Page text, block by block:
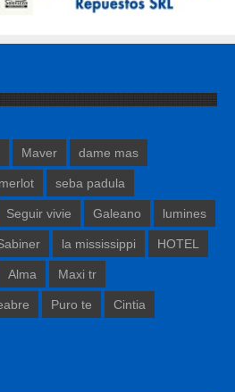
Maver dame mas
merlot seba padula
Seguir vivie Galeano lumines
la mississippi HOTEL
Alma Maxi tr
Puro te Cintia